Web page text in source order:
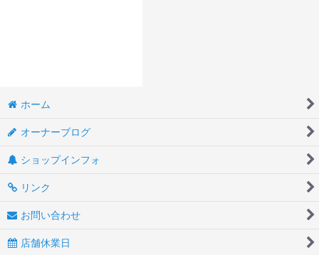
ホーム
オーナーブログ
ショップインフォ
リンク
お問い合わせ
店舗休業日